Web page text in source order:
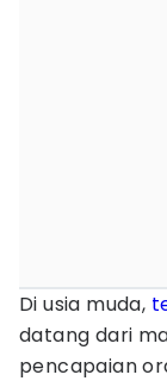
Di usia muda,
datang dari
pencapaian